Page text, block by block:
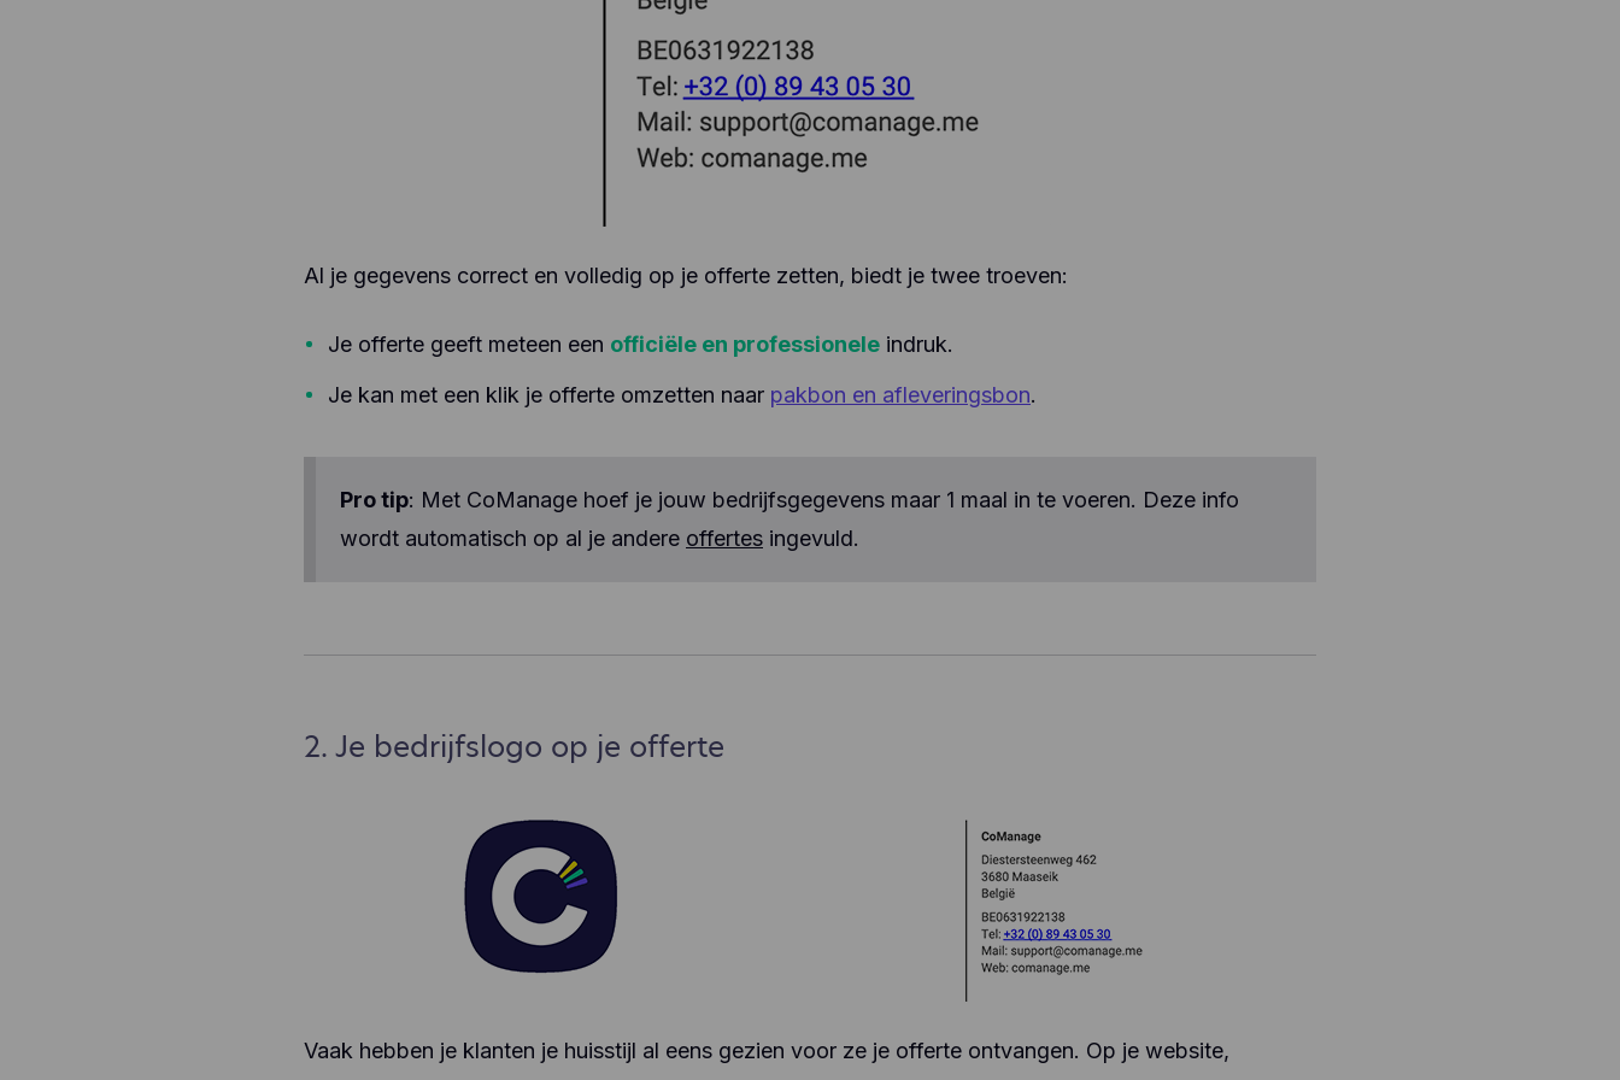
Al je gegevens correct en volledig op je offerte zetten, biedt je twee troeven:
Je offerte geeft meteen een officiële en professionele indruk.
Je kan met een klik je offerte omzetten naar pakbon en afleveringsbon.
Pro tip: Met CoManage hoef je jouw bedrijfsgegevens maar 1 maal in te voeren. Deze info
wordt automatisch op al je andere offertes ingevuld.
2. Je bedrijfslogo op je offerte
Vaak hebben je klanten je huisstijl al eens gezien voor ze je offerte ontvangen. Op je website,
verkiezen aan te klikken, wat gebruikers wel en niet leuk vinden,
enz.). Hotjar gebruikt cookies en andere technologieën om gegevens
te verzamelen over het gedrag van onze gebruikers en hun
apparaten. Hotjar slaat deze informatie op in een gepseudonimiseerd
gebruikersprofiel. Noch Hotjar, noch wij zullen deze informatie ooit
gebruiken om individuele gebruikers te identificeren of te koppelen
aan verdere gegevens over een individuele gebruiker.